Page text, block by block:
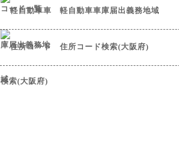
軽自動車車庫届出義務地域
住所コード検索(大阪府)